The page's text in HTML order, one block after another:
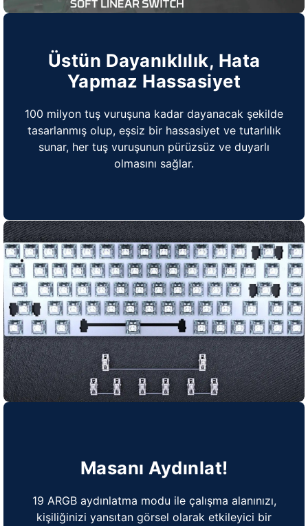
Üstün Dayanıklılık, Hata
Yapmaz Hassasiyet
100 milyon tuş vuruşuna kadar dayanacak şekilde
tasarlanmış olup, eşsiz bir hassasiyet ve tutarlılık
sunar, her tuş vuruşunun pürüzsüz ve duyarlı
olmasını sağlar.
Masanı Aydınlat!
19 ARGB aydınlatma modu ile çalışma alanınızı,
kişiliğinizi yansıtan görsel olarak etkileyici bir